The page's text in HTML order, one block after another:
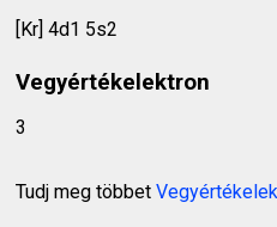
[Kr] 4d1 5s2
Vegyértékelektron
3
Tudj meg többet